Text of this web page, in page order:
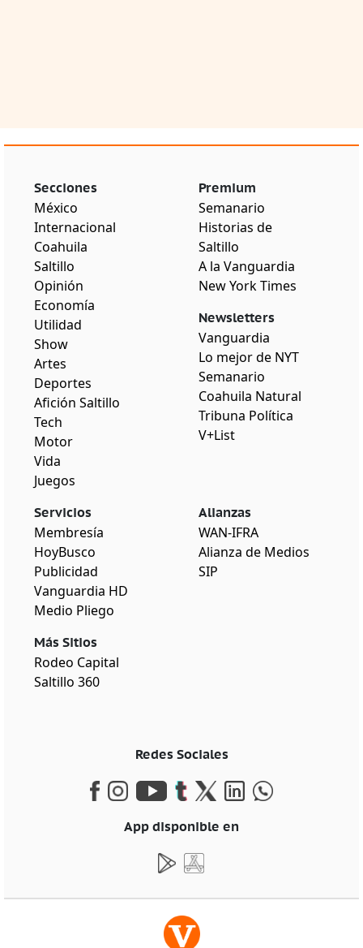
Secciones
México
Internacional
Coahuila
Saltillo
Opinión
Economía
Utilidad
Show
Artes
Deportes
Afición Saltillo
Tech
Motor
Vida
Juegos
Premium
Semanario
Historias de
Saltillo
A la Vanguardia
New York Times
Newsletters
Vanguardia
Lo mejor de NYT
Semanario
Coahuila Natural
Tribuna Política
V+List
Servicios
Membresía
HoyBusco
Publicidad
Vanguardia HD
Medio Pliego
Más Sitios
Rodeo Capital
Saltillo 360
Alianzas
WAN-IFRA
Alianza de Medios
SIP
Redes Sociales
App disponible en